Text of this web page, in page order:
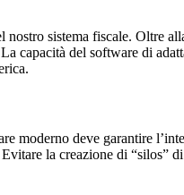
sistema fiscale. Oltre
capacità del software di
moderno deve garantire
la creazione di “silos”